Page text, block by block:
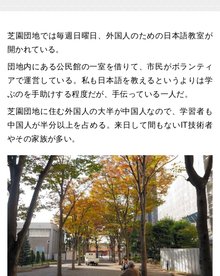
芝園団地では毎週日曜日、外国人のための日本語教室が
開かれている。
団地内にある公民館の一室を借りて、市民がボランティ
アで運営している。私も日本語を教えるというよりは学
ぶのを手助けする程度だが、手伝っている一人だ。
芝園団地に住む外国人の大半が中国人なので、学習者も
中国人が半分以上を占める。来日して間もないIT技術者
やその家族が多い。